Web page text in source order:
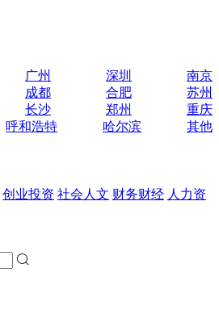
广州 深圳
南京
成都 合肥
苏州
长沙 郑州
重庆
呼和浩特 哈尔滨
其他
创业投资 社会人文 财务财经 人力资